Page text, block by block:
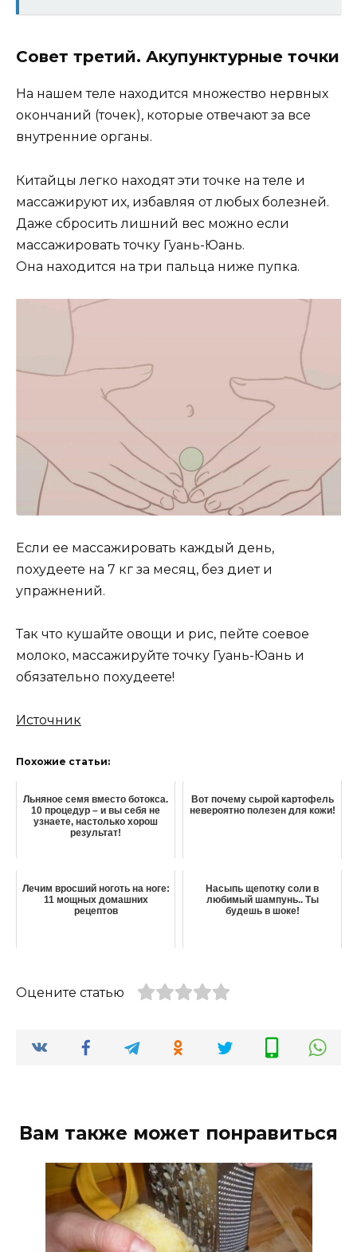
Совет третий. Акупунктурные точки
На нашем теле находится множество нервных
окончаний (точек), которые отвечают за все
внутренние органы.
Китайцы легко находят эти точке на теле и
массажируют их, избавляя от любых болезней.
Даже сбросить лишний вес можно если
массажировать точку Гуань-Юань.
Она находится на три пальца ниже пупка.
Если ее массажировать каждый день,
похудеете на 7 кг за месяц, без диет и
упражнений.
Так что кушайте овощи и рис, пейте соевое
молоко, массажируйте точку Гуань-Юань и
обязательно похудеете!
Источник
Похожие статьи:
Льняное семя вместо ботокса.
10 процедур – и вы себя не
узнаете, настолько хорош
результат!
Вот почему сырой картофель
невероятно полезен для кожи!
Лечим вросший ноготь на ноге:
11 мощных домашних
рецептов
Насыпь щепотку соли в
любимый шампунь.. Ты
будешь в шоке!
Оцените статью
Вам также может понравиться